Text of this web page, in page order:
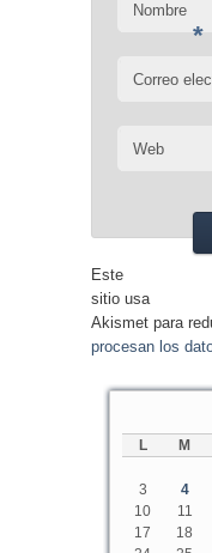
Nombre
*
Correo
Web
Este
sitio usa
Akismet para
procesan los
L M
3
4
10
11
17
18